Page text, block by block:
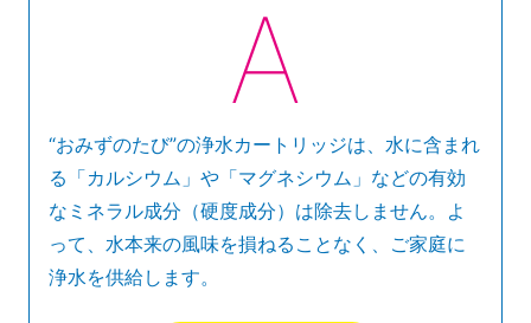
“おみずのたび”の浄水カートリッジは、水に含まれ
る「カルシウム」や「マグネシウム」などの有効
なミネラル成分（硬度成分）は除去しません。よ
って、水本来の風味を損ねることなく、ご家庭に
浄水を供給します。